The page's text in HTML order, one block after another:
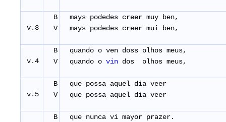
v.3
B
V
mays podedes creer muy ben,
mays podedes creer mui ben,
v.4
B
V
quando o ven doss olhos meus,
quando o vin dos olhos meus,
v.5
B
V
que possa aquel dia veer
que possa aquel dia veer
B
que nunca vi mayor prazer.